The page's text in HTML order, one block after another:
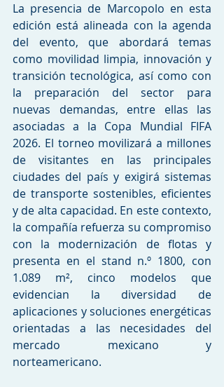
La presencia de Marcopolo en esta
edición está alineada con la agenda
del evento, que abordará temas
como movilidad limpia, innovación y
transición tecnológica, así como con
la preparación del sector para
nuevas demandas, entre ellas las
asociadas a la Copa Mundial FIFA
2026. El torneo movilizará a millones
de visitantes en las principales
ciudades del país y exigirá sistemas
de transporte sostenibles, eficientes
y de alta capacidad. En este contexto,
la compañía refuerza su compromiso
con la modernización de flotas y
presenta en el stand n.º 1800, con
1.089 m², cinco modelos que
evidencian la diversidad de
aplicaciones y soluciones energéticas
orientadas a las necesidades del
mercado mexicano y
norteamericano.